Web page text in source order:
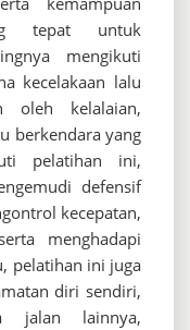
tepat untuk
mengikuti
kecelakaan lalu
oleh kelalaian,
berkendara yang
pelatihan ini,
defensif
kecepatan,
menghadapi
pelatihan ini juga
diri sendiri,
jalan lainnya,